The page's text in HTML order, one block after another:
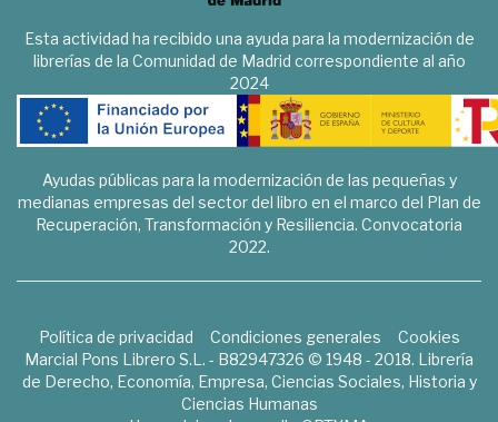
Esta actividad ha recibido una ayuda para la modernización de
librerías de la Comunidad de Madrid correspondiente al año
2024
Ayudas públicas para la modernización de las pequeñas y
medianas empresas del sector del libro en el marco del Plan de
Recuperación, Transformación y Resiliencia. Convocatoria
2022.
Política de privacidad Condiciones generales
Cookies
Marcial Pons Librero S.L. - B82947326 © 1948 - 2018. Librería
de Derecho, Economía, Empresa, Ciencias Sociales, Historia y
Ciencias Humanas